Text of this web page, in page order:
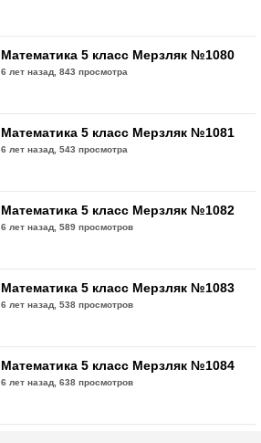
Математика 5 класс Мерзляк №1080
6 лет назад,843 просмотра
Математика 5 класс Мерзляк №1081
6 лет назад,543 просмотра
Математика 5 класс Мерзляк №1082
6 лет назад,589 просмотров
Математика 5 класс Мерзляк №1083
6 лет назад,538 просмотров
Математика 5 класс Мерзляк №1084
6 лет назад,638 просмотров